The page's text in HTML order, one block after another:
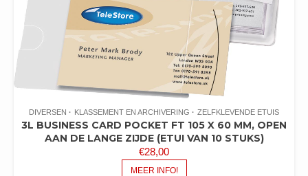
DIVERSEN KLASSEMENT EN ARCHIVERING ZELFKLEVENDE ETUIS
3L BUSINESS CARD POCKET FT 105 X 60 MM, OPEN
AAN DE LANGE ZIJDE (ETUI VAN 10 STUKS)
€28,00
MEER INFO!